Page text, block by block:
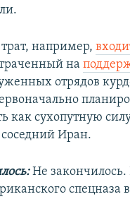
например,
на
отрядов
как сухопутную
Иран.
Не
спецназа